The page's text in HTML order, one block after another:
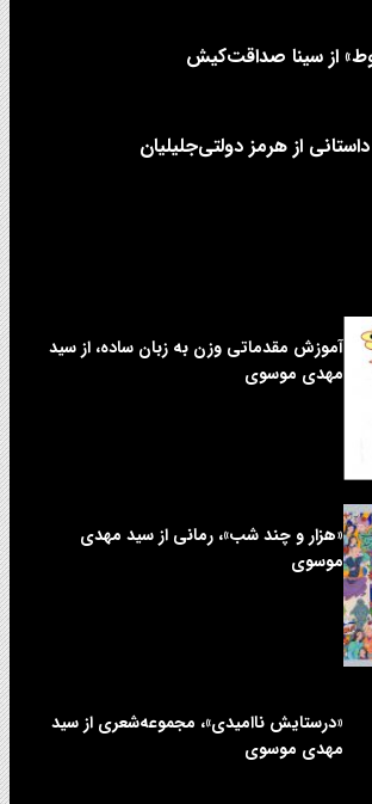
از سینا صداقت‌کیش
آموزش مقدماتی وزن به زبان ساده، از سید
مهدی موسوی
«هزار و چند شب»، رمانی از سید مهدی
موسوی
«درستایش ناامیدی»، مجموعه‌شعری از سید
مهدی موسوی